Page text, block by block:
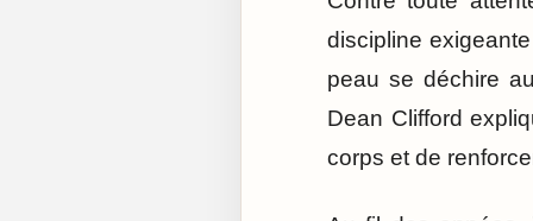
discipline
peau se déchire
Dean Clifford
corps et de